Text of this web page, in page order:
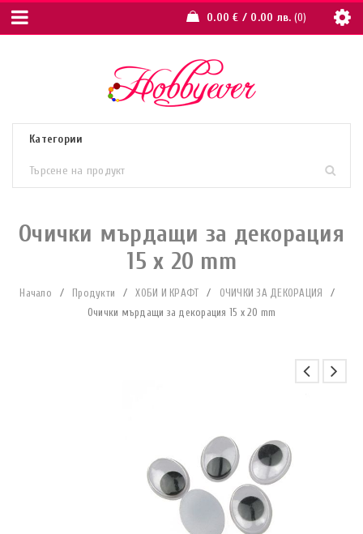
0.00€ / 0.00 лв. 0
Очички мърдащи за декорация
15 x 20 mm
Начало / Продукти / ХОБИ И КРАФТ / ОЧИЧКИ ЗА ДЕКОРАЦИЯ
/
Очички мърдащи за декорация 15 x 20 mm